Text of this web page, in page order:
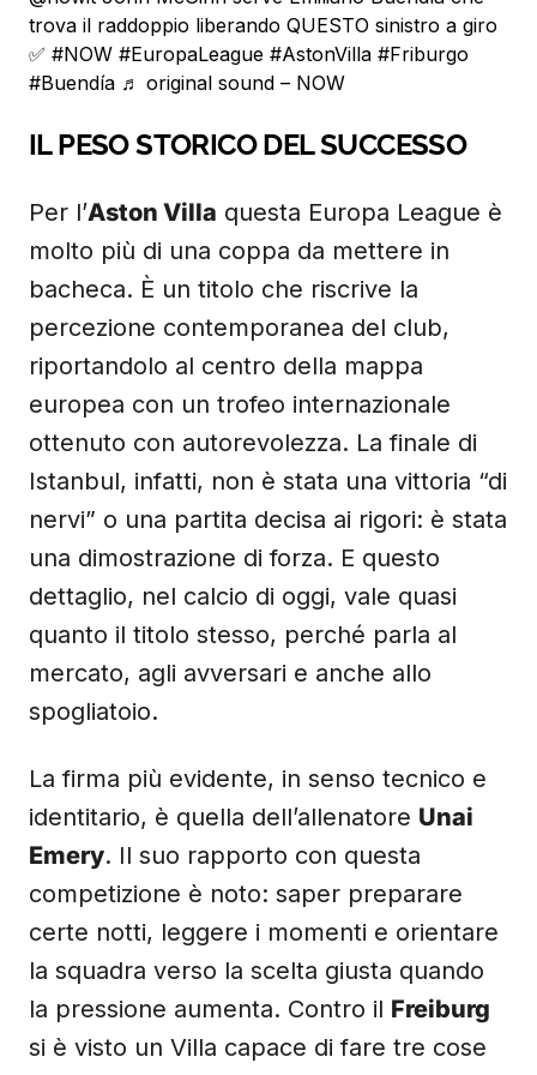
trova il raddoppio liberando QUESTO sinistro a giro
✅ #NOW #EuropaLeague #AstonVilla #Friburgo
#Buendía ♬ original sound – NOW
IL PESO STORICO DEL SUCCESSO
Per l’Aston Villa questa Europa League è
molto più di una coppa da mettere in
bacheca. È un titolo che riscrive la
percezione contemporanea del club,
riportandolo al centro della mappa
europea con un trofeo internazionale
ottenuto con autorevolezza. La finale di
Istanbul, infatti, non è stata una vittoria “di
nervi” o una partita decisa ai rigori: è stata
una dimostrazione di forza. E questo
dettaglio, nel calcio di oggi, vale quasi
quanto il titolo stesso, perché parla al
mercato, agli avversari e anche allo
spogliatoio.
La firma più evidente, in senso tecnico e
identitario, è quella dell’allenatore Unai
Emery. Il suo rapporto con questa
competizione è noto: saper preparare
certe notti, leggere i momenti e orientare
la squadra verso la scelta giusta quando
la pressione aumenta. Contro il Freiburg
si è visto un Villa capace di fare tre cose